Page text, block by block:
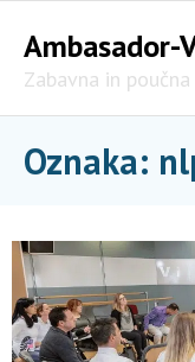
content
Ambasador-
Zabavna in
Oznaka: